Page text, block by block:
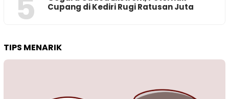
5
Cupang di Kediri Rugi Ratusan Juta
TIPS MENARIK